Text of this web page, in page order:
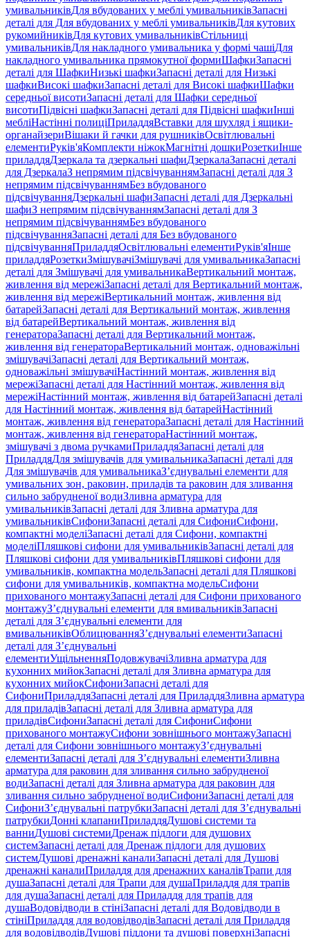
умивальниківДля вбудованих у меблі умивальниківЗапасні
деталі для Для вбудованих у меблі умивальниківДля кутових
рукомийниківДля кутових умивальниківСтільниці
умивальниківДля накладного умивальника у формі чашіДля
накладного умивальника прямокутної формиШафкиЗапасні
деталі для ШафкиНизькі шафкиЗапасні деталі для Низькі
шафкиВисокі шафкиЗапасні деталі для Високі шафкиШафки
середньої висотиЗапасні деталі для Шафки середньої
висотиПідвісні шафкиЗапасні деталі для Підвісні шафкиІнші
мебліНастінні полиціПриладдяВставки для шухляд і ящики-
органайзериВішаки й гачки для рушниківОсвітлювальні
елементиРуків'яКомплекти ніжокМагнітні дошкиРозеткиІнше
приладдяДзеркала та дзеркальні шафиДзеркалаЗапасні деталі
для ДзеркалаЗ непрямим підсвічуваннямЗапасні деталі для З
непрямим підсвічуваннямБез вбудованого
підсвічуванняДзеркальні шафиЗапасні деталі для Дзеркальні
шафиЗ непрямим підсвічуваннямЗапасні деталі для З
непрямим підсвічуваннямБез вбудованого
підсвічуванняЗапасні деталі для Без вбудованого
підсвічуванняПриладдяОсвітлювальні елементиРуків'яІнше
приладдяРозеткиЗмішувачіЗмішувачі для умивальникаЗапасні
деталі для Змішувачі для умивальникаВертикальний монтаж,
живлення від мережіЗапасні деталі для Вертикальний монтаж,
живлення від мережіВертикальний монтаж, живлення від
батарейЗапасні деталі для Вертикальний монтаж, живлення
від батарейВертикальний монтаж, живлення від
генератораЗапасні деталі для Вертикальний монтаж,
живлення від генератораВертикальний монтаж, одноважільні
змішувачіЗапасні деталі для Вертикальний монтаж,
одноважільні змішувачіНастінний монтаж, живлення від
мережіЗапасні деталі для Настінний монтаж, живлення від
мережіНастінний монтаж, живлення від батарейЗапасні деталі
для Настінний монтаж, живлення від батарейНастінний
монтаж, живлення від генератораЗапасні деталі для Настінний
монтаж, живлення від генератораНастінний монтаж,
змішувачі з двома ручкамиПриладдяЗапасні деталі для
ПриладдяДля змішувачів для умивальникаЗапасні деталі для
Для змішувачів для умивальникаЗ’єднувальні елементи для
умивальних зон, раковин, приладів та раковин для зливання
сильно забрудненої водиЗливна арматура для
умивальниківЗапасні деталі для Зливна арматура для
умивальниківСифониЗапасні деталі для СифониСифони,
компактні моделіЗапасні деталі для Сифони, компактні
моделіПляшкові сифони для умивальниківЗапасні деталі для
Пляшкові сифони для умивальниківПляшкові сифони для
умивальників, компактна модельЗапасні деталі для Пляшкові
сифони для умивальників, компактна модельСифони
прихованого монтажуЗапасні деталі для Сифони прихованого
монтажуЗ’єднувальні елементи для вмивальниківЗапасні
деталі для З’єднувальні елементи для
вмивальниківОблицюванняЗ’єднувальні елементиЗапасні
деталі для З’єднувальні
елементиУщільненняПодовжувачіЗливна арматура для
кухонних мийокЗапасні деталі для Зливна арматура для
кухонних мийокСифониЗапасні деталі для
СифониПриладдяЗапасні деталі для ПриладдяЗливна арматура
для приладівЗапасні деталі для Зливна арматура для
приладівСифониЗапасні деталі для СифониСифони
прихованого монтажуСифони зовнішнього монтажуЗапасні
деталі для Сифони зовнішнього монтажуЗ’єднувальні
елементиЗапасні деталі для З’єднувальні елементиЗливна
арматура для раковин для зливання сильно забрудненої
водиЗапасні деталі для Зливна арматура для раковин для
зливання сильно забрудненої водиСифониЗапасні деталі для
СифониЗ’єднувальні патрубкиЗапасні деталі для З’єднувальні
патрубкиДонні клапаниПриладдяДушові системи та
ванниДушові системиДренаж підлоги для душових
системЗапасні деталі для Дренаж підлоги для душових
системДушові дренажні каналиЗапасні деталі для Душові
дренажні каналиПриладдя для дренажних каналівТрапи для
душаЗапасні деталі для Трапи для душаПриладдя для трапів
для душаЗапасні деталі для Приладдя для трапів для
душаВодовідводи в стініЗапасні деталі для Водовідводи в
стініПриладдя для водовідводівЗапасні деталі для Приладдя
для водовідводівДушові піддони та душові поверхніЗапасні